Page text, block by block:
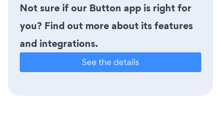
Not sure if our Button app is right for
you? Find out more about its features
and integrations.
See the details